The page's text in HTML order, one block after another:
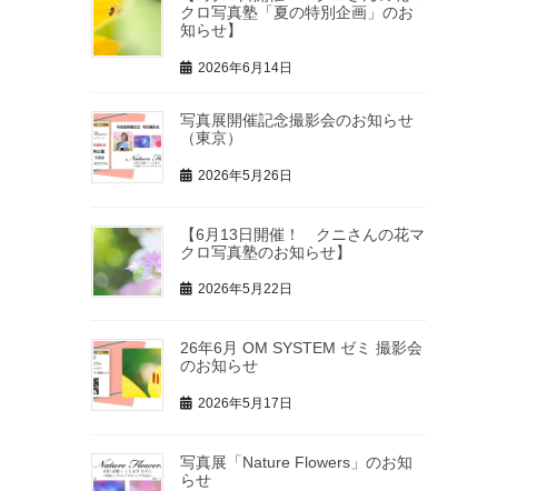
クロ写真塾「夏の特別企画」のお
知らせ】
2026年6月14日
写真展開催記念撮影会のお知らせ
（東京）
2026年5月26日
【6月13日開催！ クニさんの花マ
クロ写真塾のお知らせ】
2026年5月22日
26年6月 OM SYSTEM ゼミ 撮影会
のお知らせ
2026年5月17日
写真展「Nature Flowers」のお知
らせ